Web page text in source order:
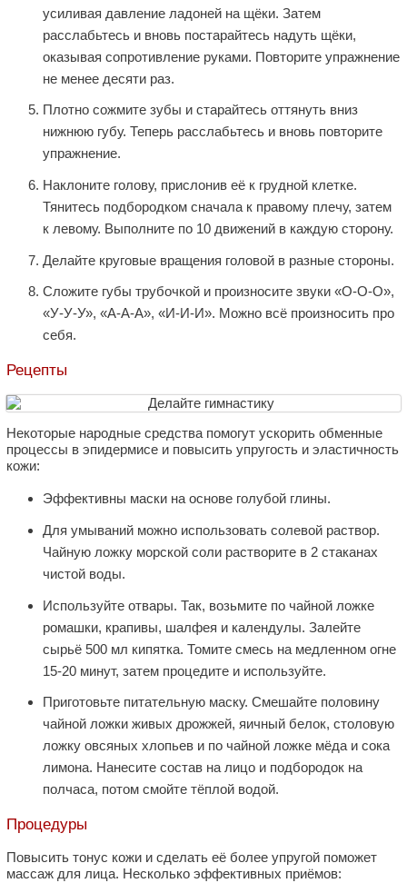
усиливая давление ладоней на щёки. Затем
расслабьтесь и вновь постарайтесь надуть щёки,
оказывая сопротивление руками. Повторите упражнение
не менее десяти раз.
Плотно сожмите зубы и старайтесь оттянуть вниз
нижнюю губу. Теперь расслабьтесь и вновь повторите
упражнение.
Наклоните голову, прислонив её к грудной клетке.
Тянитесь подбородком сначала к правому плечу, затем
к левому. Выполните по 10 движений в каждую сторону.
Делайте круговые вращения головой в разные стороны.
Сложите губы трубочкой и произносите звуки «О-О-О»,
«У-У-У», «А-А-А», «И-И-И». Можно всё произносить про
себя.
Рецепты
Некоторые народные средства помогут ускорить обменные
процессы в эпидермисе и повысить упругость и эластичность
кожи:
Эффективны маски на основе голубой глины.
Для умываний можно использовать солевой раствор.
Чайную ложку морской соли растворите в 2 стаканах
чистой воды.
Используйте отвары. Так, возьмите по чайной ложке
ромашки, крапивы, шалфея и календулы. Залейте
сырьё 500 мл кипятка. Томите смесь на медленном огне
15-20 минут, затем процедите и используйте.
Приготовьте питательную маску. Смешайте половину
чайной ложки живых дрожжей, яичный белок, столовую
ложку овсяных хлопьев и по чайной ложке мёда и сока
лимона. Нанесите состав на лицо и подбородок на
полчаса, потом смойте тёплой водой.
Процедуры
Повысить тонус кожи и сделать её более упругой поможет
массаж для лица. Несколько эффективных приёмов: